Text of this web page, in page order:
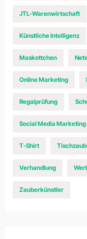
JTL-Warenwirtschaft
Künstliche Intelligenz
Maskottchen
Online Marketing
Regalprüfung
Social Media Marketing
T-Shirt
Verhandlung
Zauberkünstler